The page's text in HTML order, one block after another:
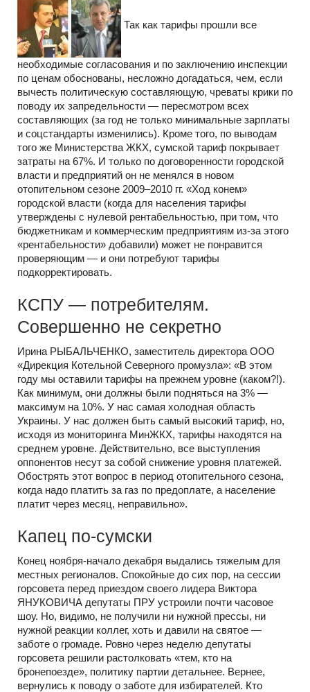
Так как тарифы прошли все
необходимые согласования и по заключению инспекции
по ценам обоснованы, несложно догадаться, чем, если
вычесть политическую составляющую, чреваты крики по
поводу их запредельности — пересмотром всех
составляющих (за год не только минимальные зарплаты
и соцстандарты изменились). Кроме того, по выводам
того же Министерства ЖКХ, сумской тариф покрывает
затраты на 67%. И только по договоренности городской
власти и предприятий он не менялся в новом
отопительном сезоне 2009–2010 гг. «Ход конем»
городской власти (когда для населения тарифы
утверждены с нулевой рентабельностью, при том, что
бюджетникам и коммерческим предприятиям из-за этого
«рентабельности» добавили) может не понравится
проверяющим — и они потребуют тарифы
подкорректировать.
КСПУ — потребителям.
Совершенно не секретно
Ирина РЫБАЛЬЧЕНКО, заместитель директора ООО
«Дирекция Котельной Северного промузла»: «В этом
году мы оставили тарифы на прежнем уровне (каком?!).
Как минимум, они должны были подняться на 3% —
максимум на 10%. У нас самая холодная область
Украины. У нас должен быть самый высокий тариф, но,
исходя из мониторинга МинЖКХ, тарифы находятся на
среднем уровне. Действительно, все выступления
оппонентов несут за собой снижение уровня платежей.
Обострять этот вопрос в период отопительного сезона,
когда надо платить за газ по предоплате, а население
платит через месяц, неправильно».
Капец по-сумски
Конец ноября-начало декабря выдались тяжелым для
местных регионалов. Спокойные до сих пор, на сессии
горсовета перед приездом своего лидера Виктора
ЯНУКОВИЧА депутаты ПРУ устроили почти часовое
шоу. Но, видимо, не получили ни нужной прессы, ни
нужной реакции коллег, хоть и давили на святое —
заботе о громаде. Ровно через неделю депутаты
горсовета решили растолковать «тем, кто на
бронепоезде», политику партии детальнее. Вернее,
вернулись к поводу о заботе для избирателей. Кто